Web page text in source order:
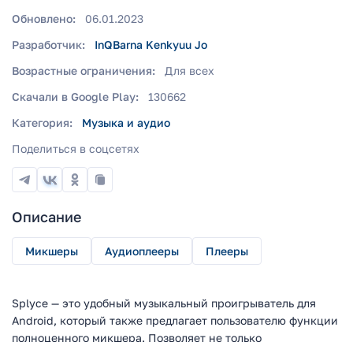
Обновлено:
06.01.2023
Разработчик:
InQBarna Kenkyuu Jo
Возрастные ограничения:
Для всех
Скачали в Google Play:
130662
Категория:
Музыка и аудио
Поделиться в соцсетях
Описание
Микшеры Аудиоплееры Плееры
Splyce — это удобный музыкальный проигрыватель для
Android, который также предлагает пользователю функции
полноценного микшера. Позволяет не только